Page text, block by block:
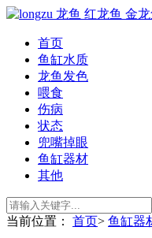
首页
鱼缸水质
龙鱼发色
喂食
伤病
状态
兜嘴掉眼
鱼缸器材
其他
当前位置： 首页> 鱼缸器